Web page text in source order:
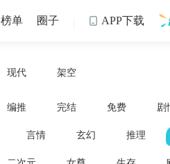
榜单 圈子  APP下载
现代 架空
编推 完结 免费 剧
言情 玄幻 推理